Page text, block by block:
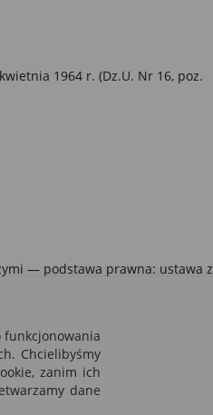
1964 r. (Dz.U. Nr 16, poz.
— podstawa prawna: ustawa z
Chcielibyśmy
zanim ich
dane